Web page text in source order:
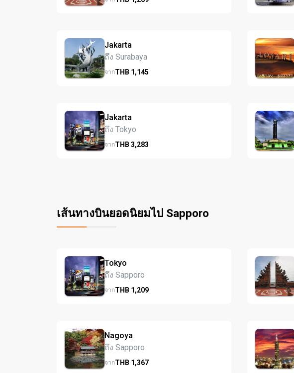
Jakarta
ถึง Surabaya
จากTHB 1,145
Jakarta
ถึง Tokyo
จากTHB 3,283
เส้นทางบินยอดนิยมไป Sapporo
Tokyo
ถึง Sapporo
จากTHB 1,209
Nagoya
ถึง Sapporo
จากTHB 1,367